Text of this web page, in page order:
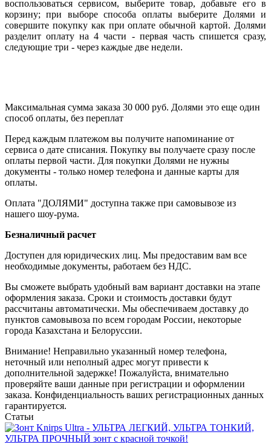
воспользоваться сервисом, выберите товар, добавьте его в
корзину; при выборе способа оплаты выберите Долями и
совершите покупку как при оплате обычной картой. Долями
разделит оплату на 4 части - первая часть спишется сразу,
следующие три - через каждые две недели.
Максимальная сумма заказа 30 000 руб. Долями это еще один
способ оплаты, без переплат
Перед каждым платежом вы получите напоминание от
сервиса о дате списания. Покупку вы получаете сразу после
оплаты первой части. Для покупки Долями не нужны
документы - только номер телефона и данные карты для
оплаты.
Оплата "ДОЛЯМИ" доступна также при самовывозе из
нашего шоу-рума.
Безналичный расчет
Доступен для юридических лиц. Мы предоставим вам все
необходимые документы, работаем без НДС.
Вы сможете выбрать удобный вам вариант доставки на этапе
оформления заказа. Сроки и стоимость доставки будут
рассчитаны автоматически. Мы обеспечиваем доставку до
пунктов самовывоза по всем городам России, некоторые
города Казахстана и Белоруссии.
Внимание! Неправильно указанный номер телефона,
неточный или неполный адрес могут привести к
дополнительной задержке! Пожалуйста, внимательно
проверяйте ваши данные при регистрации и оформлении
заказа. Конфиденциальность ваших регистрационных данных
гарантируется.
Статьи